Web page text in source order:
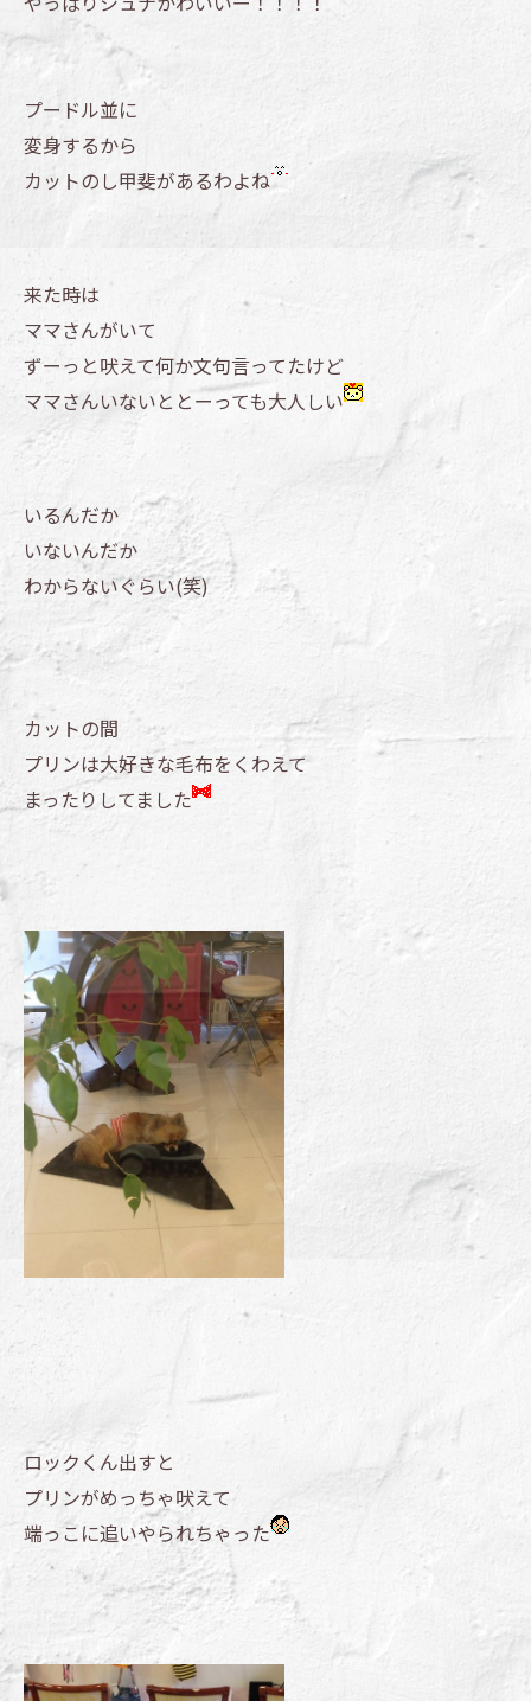
プードル並に
変身するから
カットのし甲斐があるわよね
来た時は
ママさんがいて
ずーっと吠えて何か文句言ってたけど
ママさんいないととーっても大人しい
いるんだか
いないんだか
わからないぐらい(笑)
カットの間
プリンは大好きな毛布をくわえて
まったりしてました
ロックくん出すと
プリンがめっちゃ吠えて
端っこに追いやられちゃった